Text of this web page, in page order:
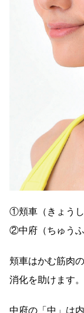
①頬車（きょうし
②中府（ちゅうふ
頬車はかむ筋肉
消化を助けます。
中府の「中」は